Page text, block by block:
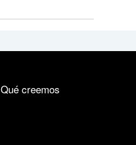
Qué creemos